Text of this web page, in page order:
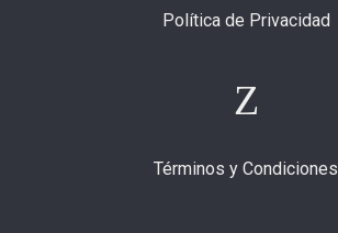
Política de Privacidad
Términos y Condiciones